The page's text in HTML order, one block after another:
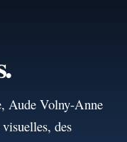
Aude Volny-Anne
des